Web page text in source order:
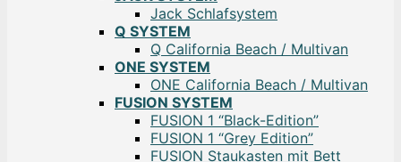
Jack Schlafsystem
Q SYSTEM
Q California Beach / Multivan
ONE SYSTEM
ONE California Beach / Multivan
FUSION SYSTEM
FUSION 1 “Black-Edition”
FUSION 1 “Grey Edition”
FUSION Staukasten mit Bett